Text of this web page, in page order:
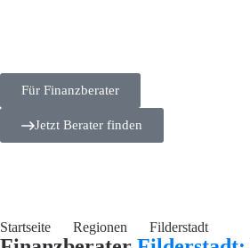
Für Finanzberater
Jetzt Berater finden
Startseite Regionen Filderstadt